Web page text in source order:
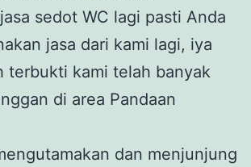
sedot WC lagi pasti Anda
jasa dari kami lagi, iya
terbukti kami telah banyak
di area Pandaan
dan menjunjung